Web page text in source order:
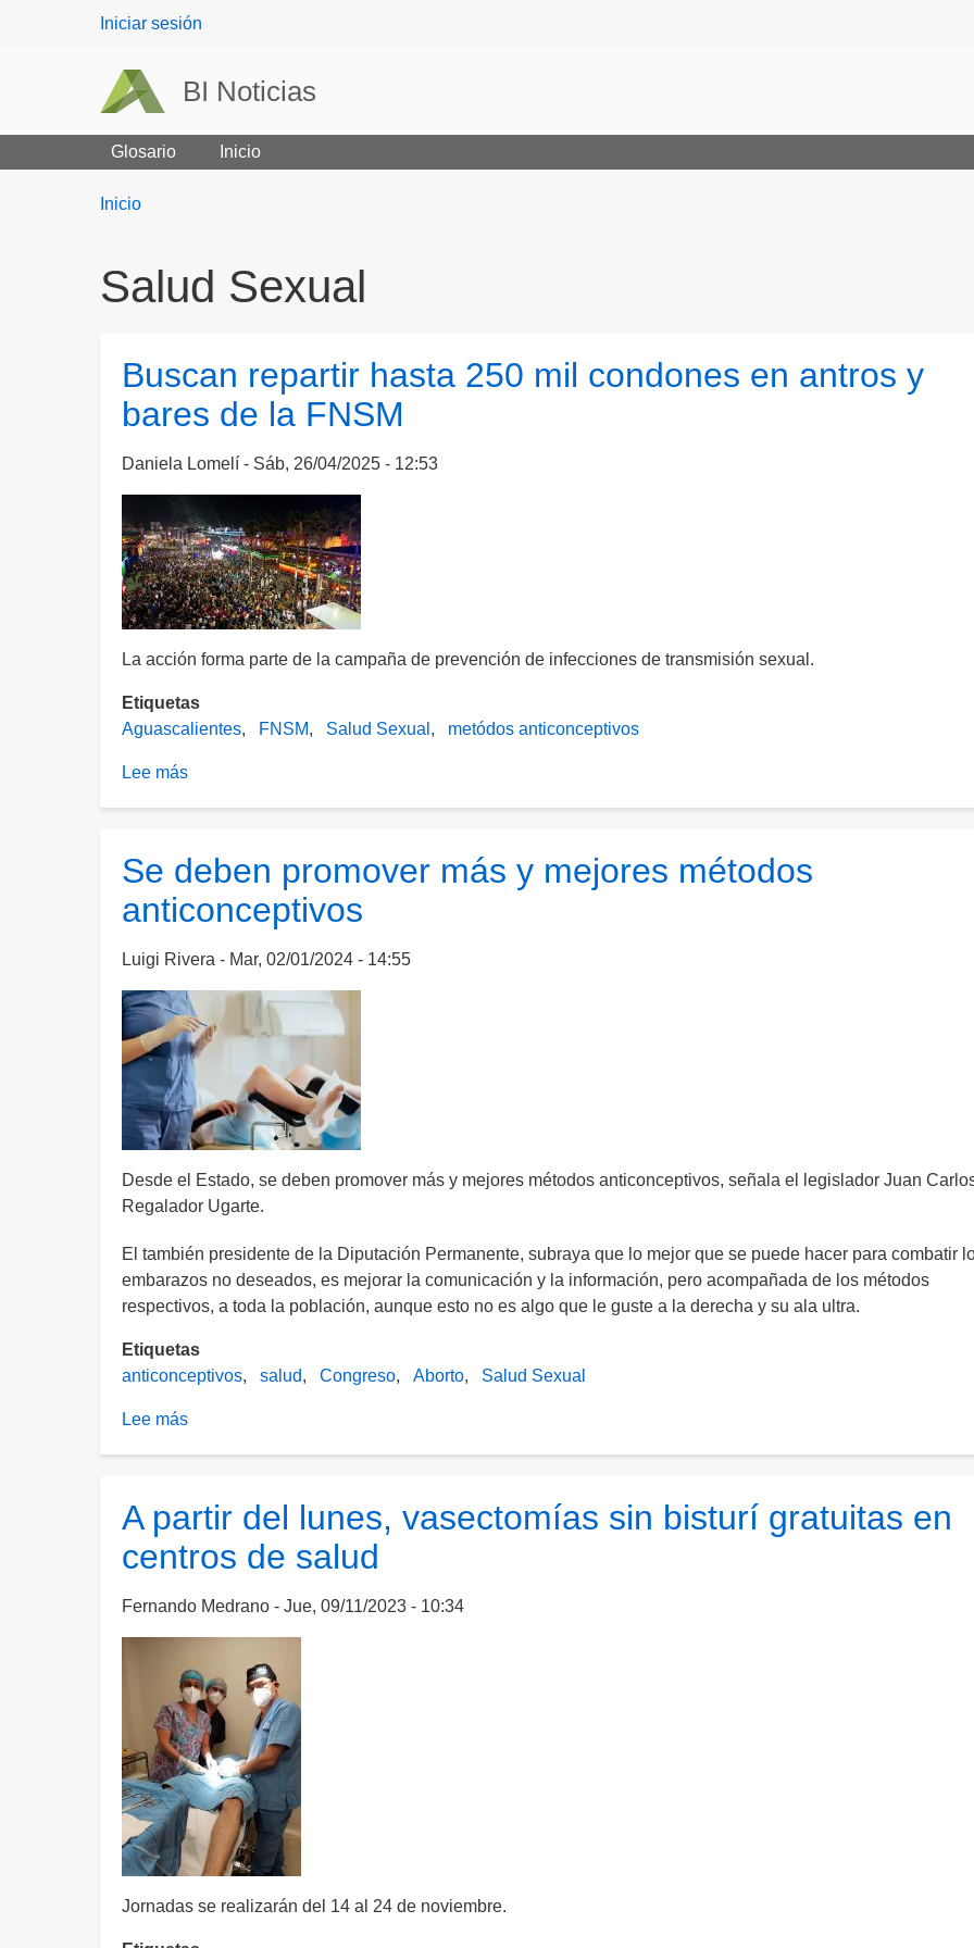
User
Iniciar sesión
BI Noticias
Glosario Inicio
Breadcrumbs
You
Inicio
Salud Sexual
Buscan repartir hasta 250 mil condones en antros y
bares de la FNSM
Daniela Lomelí Sáb, 26/04/2025 - 12:53
La acción forma parte de la campaña de prevención de infecciones de transmisión sexual.
Etiquetas
Aguascalientes
FNSM Salud Sexual metódos anticonceptivos
Lee más
250
mil
en
y
bares
de
la
FNSM
Se deben promover más y mejores métodos
anticonceptivos
Luigi Rivera Mar, 02/01/2024 - 14:55
Desde el Estado, se deben promover más y mejores métodos anticonceptivos, señala el legislador Juan
Regalador Ugarte.
El también presidente de la Diputación Permanente, subraya que lo mejor que se puede hacer para combatir
embarazos no deseados, es mejorar la comunicación y la información, pero acompañada de los métodos
respectivos, a toda la población, aunque esto no es algo que le guste a la derecha y su ala ultra.
Etiquetas
anticonceptivos
salud Congreso Aborto Salud Sexual
Lee más
más
y
métodos
A partir del lunes, vasectomías sin bisturí gratuitas en
centros de salud
Fernando Medrano Jue, 09/11/2023 - 10:34
Jornadas se realizarán del 14 al 24 de noviembre.